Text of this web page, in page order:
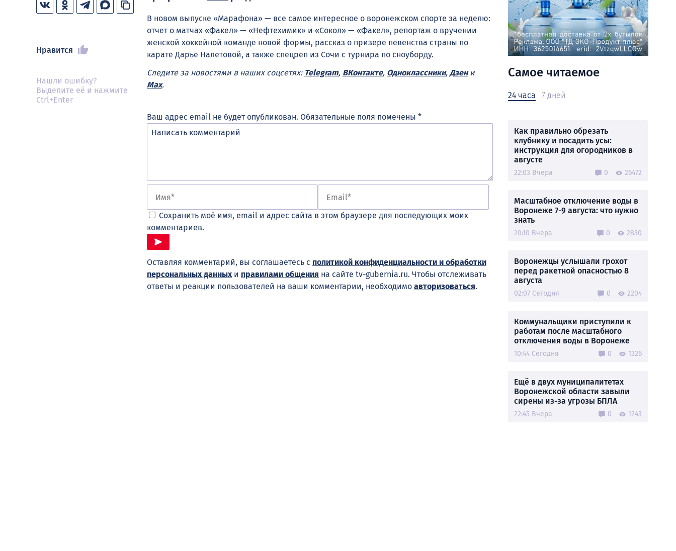
Нравится
Нашли ошибку?
Выделите её и нажмите
Ctrl+Enter
В новом выпуске «Марафона» — все самое интересное о воронежском спорте за неделю:
отчет о матчах «Факел» — «Нефтехимик» и «Сокол» — «Факел», репортаж о вручении
женской хоккейной команде новой формы, рассказ о призере певенства страны по
карате Дарье Налетовой, а также спецреп из Сочи с турнира по сноуборду.
Следите за новостями в наших соцсетях: Telegram, ВКонтакте, Одноклассники, Дзени
Max.
Ваш адрес email не будет опубликован. Обязательные поля помечены *
Сохранить моё имя, email и адрес сайта в этом браузере для последующих моих
комментариев.
Оставляя комментарий, вы соглашаетесь с политикой конфиденциальности и обработки
персональных данныхи правилами общения на сайте tv-gubernia.ru. Чтобы отслеживать
ответы и реакции пользователей на ваши комментарии, необходимо авторизоваться.
Самое читаемое
24 часа 7 дней
Как правильно обрезать
клубнику и посадить усы:
инструкция для огородников в
августе
22:03 Вчера 0 26472
Масштабное отключение воды в
Воронеже 7-9 августа: что нужно
знать
20:10 Вчера 0 2830
Воронежцы услышали грохот
перед ракетной опасностью 8
августа
02:07 Сегодня 0 2204
Коммунальщики приступили к
работам после масштабного
отключения воды в Воронеже
10:44 Сегодня 0 1326
Ещё в двух муниципалитетах
Воронежской области завыли
сирены из-за угрозы БПЛА
22:45 Вчера 0 1243